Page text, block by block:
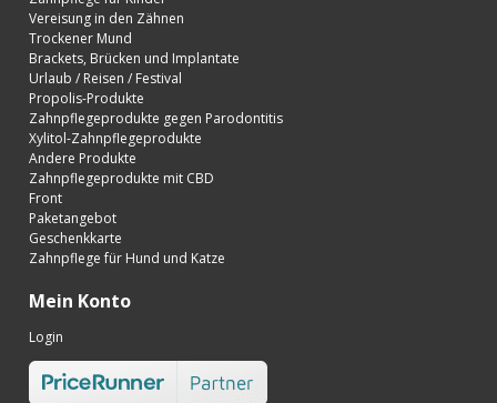
Vereisung in den Zähnen
Trockener Mund
Brackets, Brücken und Implantate
Urlaub / Reisen / Festival
Propolis-Produkte
Zahnpflegeprodukte gegen Parodontitis
Xylitol-Zahnpflegeprodukte
Andere Produkte
Zahnpflegeprodukte mit CBD
Front
Paketangebot
Geschenkkarte
Zahnpflege für Hund und Katze
Mein Konto
Login